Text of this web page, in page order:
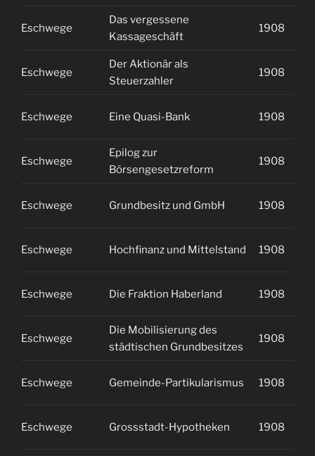
Eschwege
Das vergessene
Kassageschäft
1908
Eschwege
Der Aktionär als
Steuerzahler
1908
Eschwege Eine Quasi-Bank 1908
Eschwege
Epilog zur
Börsengesetzreform
1908
Eschwege Grundbesitz und GmbH 1908
Eschwege Hochfinanz und Mittelstand 1908
Eschwege Die Fraktion Haberland 1908
Eschwege
Die Mobilisierung des
städtischen Grundbesitzes
1908
Eschwege Gemeinde-Partikularismus 1908
Eschwege Grossstadt-Hypotheken 1908